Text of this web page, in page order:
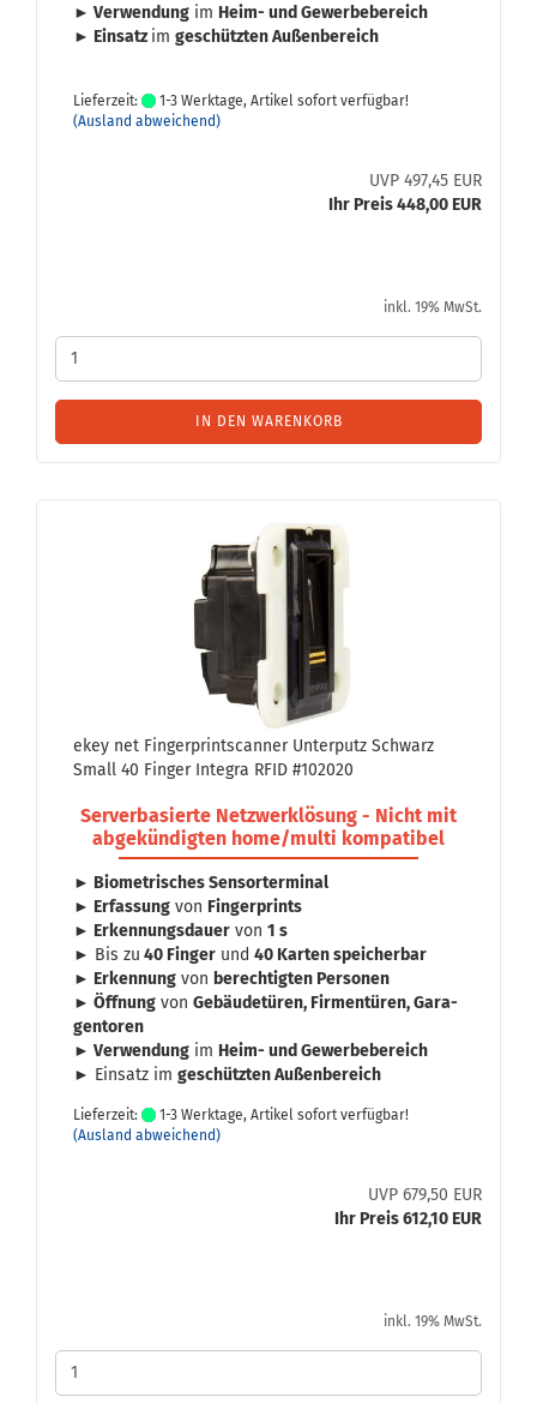
► Ver­wen­dung im Heim- und Ge­wer­be­be­reich
► Ein­satz im ge­schütz­ten Au­ßen­be­reich
Lieferzeit:
1-3 Werktage, Artikel sofort verfügbar!
(Ausland abweichend)
UVP 497,45 EUR
Ihr Preis 448,00 EUR
inkl. 19% MwSt.
IN DEN WARENKORB
ekey net Fin­ger­print­scan­ner Un­ter­putz Schwarz
Small 40 Fin­ger In­te­gra RFID #102020
Ser­ver­ba­sier­te Netz­werk­lö­sung - Nicht mit
ab­ge­kün­dig­ten home/multi kom­pa­ti­bel
► Bio­me­tri­sches Sen­sor­ter­mi­nal
► Er­fas­sung von Fin­ger­prints
► Er­ken­nungs­dau­er von 1 s
► Bis zu 40 Fin­ger und 40 Kar­ten spei­cher­bar
► Er­ken­nung von be­rech­tig­ten Per­so­nen
► Öff­nung von Ge­bäu­de­tü­ren, Fir­men­tü­ren, Ga­ra­
gen­to­ren
► Ver­wen­dung im Heim- und Ge­wer­be­be­reich
► Ein­satz im ge­schütz­ten Au­ßen­be­reich
Lieferzeit:
1-3 Werktage, Artikel sofort verfügbar!
(Ausland abweichend)
UVP 679,50 EUR
Ihr Preis 612,10 EUR
inkl. 19% MwSt.